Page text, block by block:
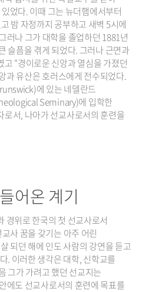
었다. 이때 그는 뉴더햄에서부터
밤 자정까지 공부하고 새벽 5시에
러나 그가 대학을 졸업하던 1881년
슬픔을 겪게 되었다. 그러나 근면과
"경이로운 신앙과 열심을 가졌던
과 유산은 호러스에게 전수되었다.
에 있는 네델란드
Seminary)에 입학한
서, 나아가 선교사로서의 훈련을
어온 계기
경위로 한국의 첫 선교사로서
사 꿈을 갖기는 아주 어린
되던 해에 인도 사람의 강연을 듣고
. 이러한 생각은 대학, 신학교를
그가 가려고 했던 선교지는
에도 선교사로서의 훈련에 목표를